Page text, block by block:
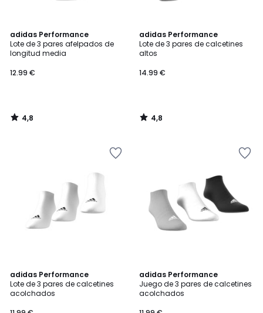
adidas Performance
Lote de 3 pares afelpados de
longitud media
12.99 €
4,8
/ 5
4,8
/
adidas Performance
Lote de 3 pares de calcetines
altos
14.99 €
4,8
/ 5
4,8
/
adidas Performance
Lote de 3 pares de calcetines
acolchados
4,8
/ 5
adidas Performance
Juego de 3 pares de calcetines
acolchados
4,8
/ 5